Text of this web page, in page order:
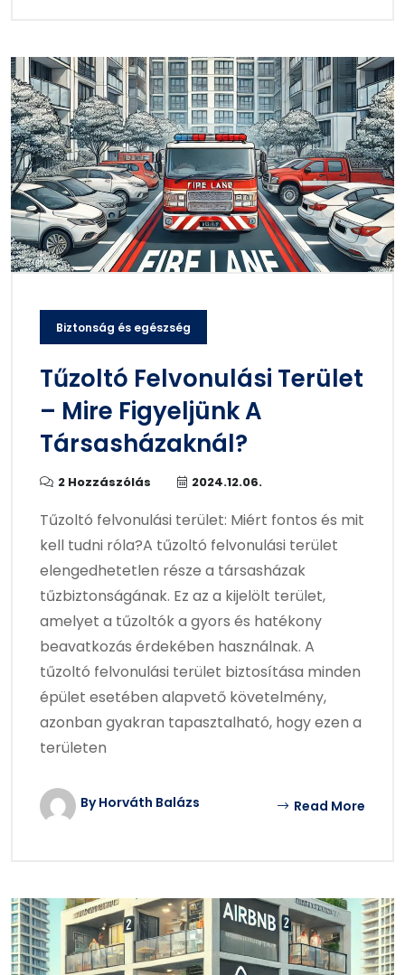
Biztonság és egészség
Tűzoltó Felvonulási Terület
– Mire Figyeljünk A
Társasházaknál?
2 Hozzászólás 2024.12.06.
Tűzoltó felvonulási terület: Miért fontos és mit
kell tudni róla?A tűzoltó felvonulási terület
elengedhetetlen része a társasházak
tűzbiztonságának. Ez az a kijelölt terület,
amelyet a tűzoltók a gyors és hatékony
beavatkozás érdekében használnak. A
tűzoltó felvonulási terület biztosítása minden
épület esetében alapvető követelmény,
azonban gyakran tapasztalható, hogy ezen a
területen
By Horváth Balázs Read More